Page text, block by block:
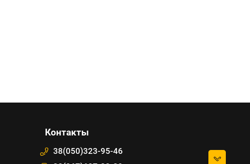
Контакты
38(050)323-95-46